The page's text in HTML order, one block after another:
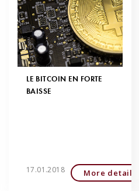
LE BITCOIN EN FORTE
BAISSE
17.01.2018 More detailed